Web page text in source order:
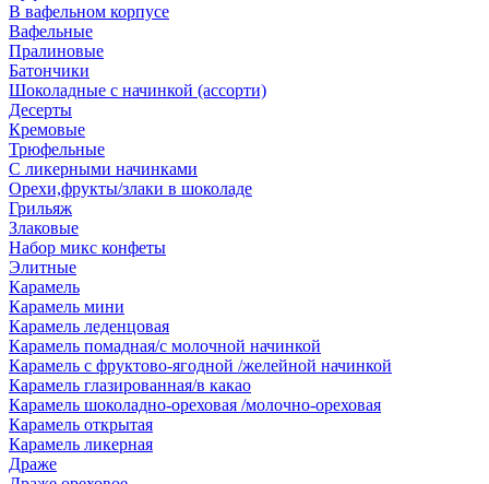
В вафельном корпусе
Вафельные
Пралиновые
Батончики
Шоколадные с начинкой (ассорти)
Десерты
Кремовые
Трюфельные
С ликерными начинками
Орехи,фрукты/злаки в шоколаде
Грильяж
Злаковые
Набор микс конфеты
Элитные
Карамель
Карамель мини
Карамель леденцовая
Карамель помадная/с молочной начинкой
Карамель с фруктово-ягодной /желейной начинкой
Карамель глазированная/в какао
Карамель шоколадно-ореховая /молочно-ореховая
Карамель открытая
Карамель ликерная
Драже